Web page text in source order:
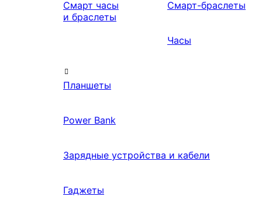
Смарт часы
и браслеты
Смарт-браслеты
Часы
Планшеты
Power Bank
Зарядные устройства и кабели
Гаджеты